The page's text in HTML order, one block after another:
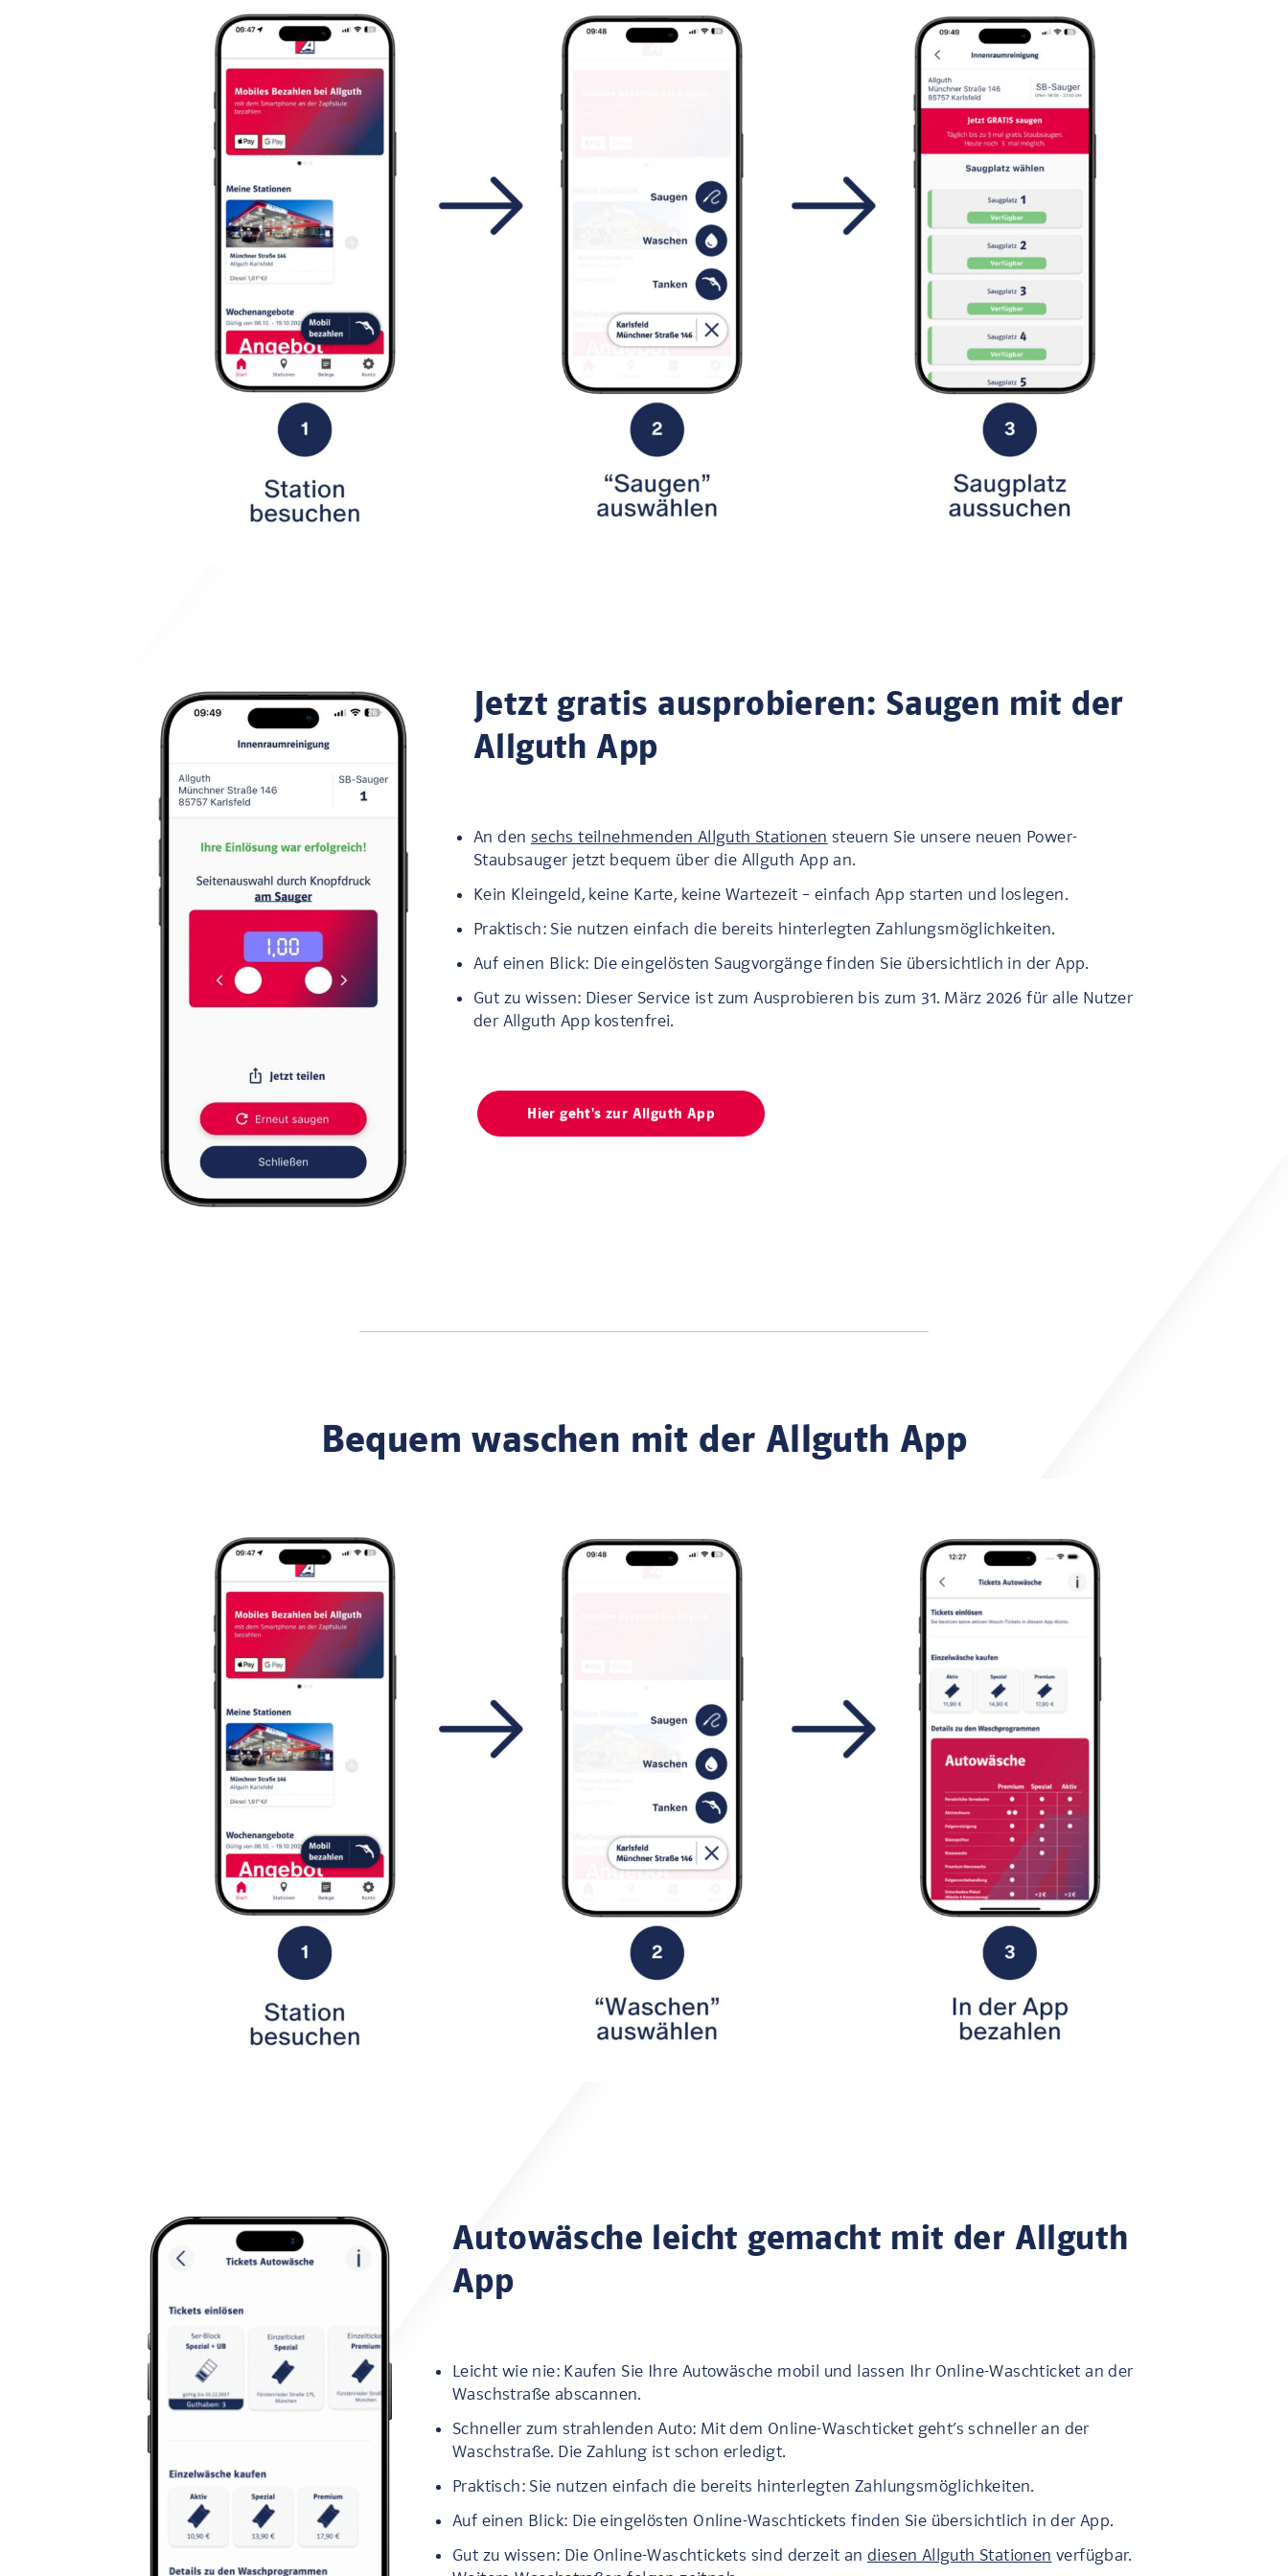
Jetzt gratis ausprobieren: Saugen mit der
Allguth App
An den sechs teilnehmenden Allguth Stationen steuern Sie unsere neuen Power-
Staubsauger jetzt bequem über die Allguth App an.
Kein Kleingeld, keine Karte, keine Wartezeit – einfach App starten und loslegen.
Praktisch: Sie nutzen einfach die bereits hinterlegten Zahlungsmöglichkeiten.
Auf einen Blick: Die eingelösten Saugvorgänge finden Sie übersichtlich in der App.
Gut zu wissen: Dieser Service ist zum Ausprobieren bis zum 31. März 2026 für alle Nutzer
der Allguth App kostenfrei.
Hier geht's zur Allguth App
Bequem waschen mit der Allguth App
Autowäsche leicht gemacht mit der Allguth
App
Leicht wie nie: Kaufen Sie Ihre Autowäsche mobil und lassen Ihr Online-Waschticket an der
Waschstraße abscannen.
Schneller zum strahlenden Auto: Mit dem Online-Waschticket geht’s schneller an der
Waschstraße. Die Zahlung ist schon erledigt.
Praktisch: Sie nutzen einfach die bereits hinterlegten Zahlungsmöglichkeiten.
Auf einen Blick: Die eingelösten Online-Waschtickets finden Sie übersichtlich in der App.
Gut zu wissen: Die Online-Waschtickets sind derzeit an diesen Allguth Stationen verfügbar.